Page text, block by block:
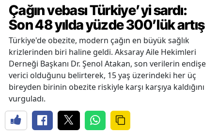
Çağın vebası Türkiye’yi sardı:
Son 48 yılda yüzde 300’lük artış
Türkiye'de obezite, modern çağın en büyük sağlık
krizlerinden biri haline geldi. Aksaray Aile Hekimleri
Derneği Başkanı Dr. Şenol Atakan, son verilerin endişe
verici olduğunu belirterek, 15 yaş üzerindeki her üç
bireyden birinin obezite riskiyle karşı karşıya kaldığını
vurguladı.